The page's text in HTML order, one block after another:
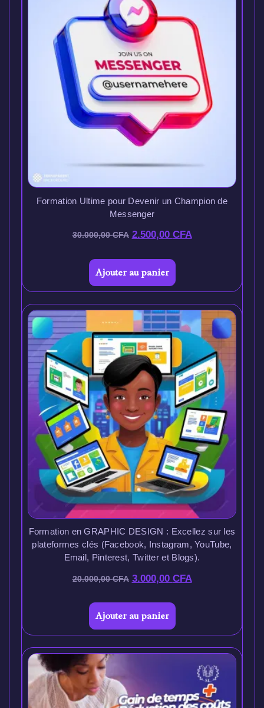
Formation Ultime pour Devenir un Champion de
Messenger
30.000,00CFA 2.500,00 CFA
Ajouter au panier
Formation en GRAPHIC DESIGN : Excellez sur les
plateformes clés (Facebook, Instagram, YouTube,
Email, Pinterest, Twitter et Blogs).
20.000,00CFA 3.000,00 CFA
Ajouter au panier